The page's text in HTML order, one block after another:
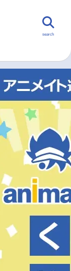
無料マンガ
search